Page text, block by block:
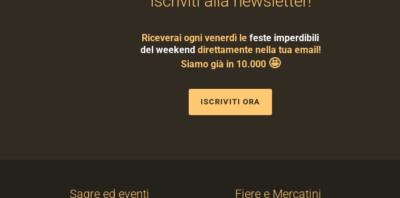
Riceverai ogni venerdì le feste imperdibili
del weekenddirettamente nella tua email!
Siamo già in 10.000 🤩
ISCRIVITI ORA
Sagre ed eventi Fiere e Mercatini